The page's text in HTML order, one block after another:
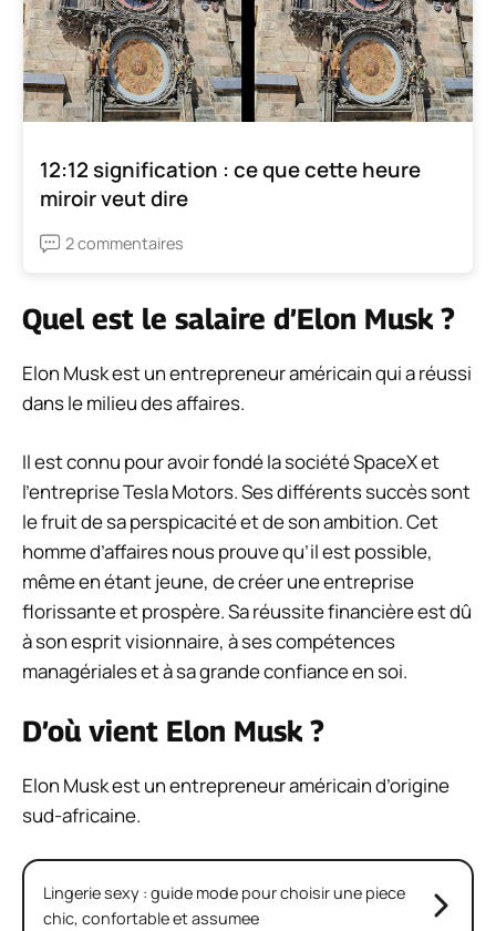
12:12 signification : ce que cette heure
miroir veut dire
2 commentaires
Quel est le salaire d’Elon Musk ?
Elon Musk est un entrepreneur américain qui a réussi
dans le milieu des affaires.
Il est connu pour avoir fondé la société SpaceX et
l’entreprise Tesla Motors. Ses différents succès sont
le fruit de sa perspicacité et de son ambition. Cet
homme d’affaires nous prouve qu’il est possible,
même en étant jeune, de créer une entreprise
florissante et prospère. Sa réussite financière est dû
à son esprit visionnaire, à ses compétences
managériales et à sa grande confiance en soi.
D’où vient Elon Musk ?
Elon Musk est un entrepreneur américain d’origine
sud-africaine.
Lingerie sexy : guide mode pour choisir une piece
chic, confortable et assumee